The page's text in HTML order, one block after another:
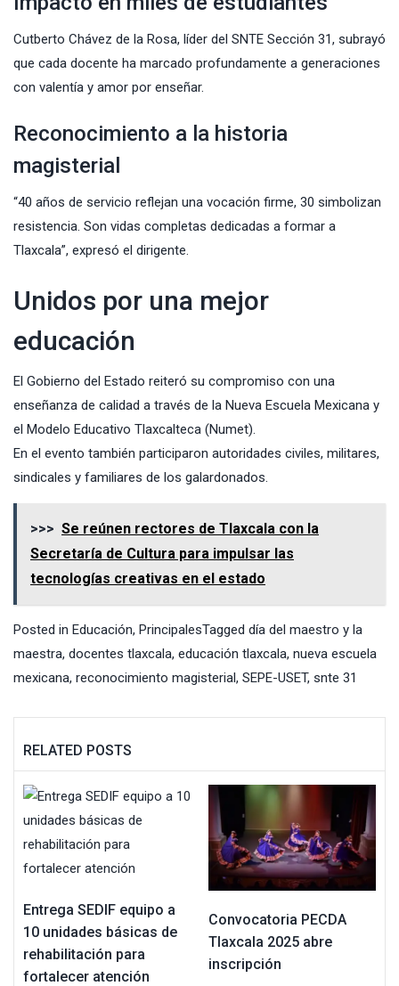
Cutberto Chávez de la Rosa, líder del SNTE Sección 31, subrayó
que cada docente ha marcado profundamente a generaciones
con valentía y amor por enseñar.
Reconocimiento a la historia
magisterial
“40 años de servicio reflejan una vocación firme, 30 simbolizan
resistencia. Son vidas completas dedicadas a formar a
Tlaxcala”, expresó el dirigente.
Unidos por una mejor
educación
El Gobierno del Estado reiteró su compromiso con una
enseñanza de calidad a través de la Nueva Escuela Mexicana y
el Modelo Educativo Tlaxcalteca (Numet).
En el evento también participaron autoridades civiles, militares,
sindicales y familiares de los galardonados.
>>> Se reúnen rectores de Tlaxcala con la
Secretaría de Cultura para impulsar las
tecnologías creativas en el estado
Posted in Educación, PrincipalesTagged día del maestro y la
maestra, docentes tlaxcala, educación tlaxcala, nueva escuela
mexicana, reconocimiento magisterial, SEPE-USET, snte 31
RELATED POSTS
Entrega SEDIF equipo a
10 unidades básicas de
rehabilitación para
fortalecer atención
Convocatoria PECDA
Tlaxcala 2025 abre
inscripción